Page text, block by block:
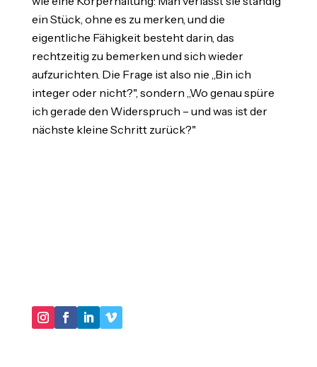
ein Stück, ohne es zu merken, und die
eigentliche Fähigkeit besteht darin, das
rechtzeitig zu bemerken und sich wieder
aufzurichten. Die Frage ist also nie „Bin ich
integer oder nicht?", sondern „Wo genau spüre
ich gerade den Widerspruch – und was ist der
nächste kleine Schritt zurück?"